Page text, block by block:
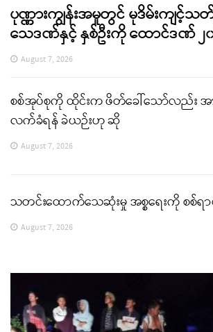
ပုဏ္ဏားကျွန်းအမှုတွင် မုဒိမ်းကျင့်
သေဒဏ်နှင့် နှစ်ဦးကို ထောင်ဒဏ် ၂၀
August 7, 2026
စစ်အုပ်စုကို ထိုင်းက ဖိတ်ခေါ်သော်လည်း
လက်ခံရန် ခဲယဉ်းဟု ဆို
August 7, 2026
သတင်းထောက်သေဆုံးမှု အစ္စရေးကို စစ်ရာ
August 7, 2026